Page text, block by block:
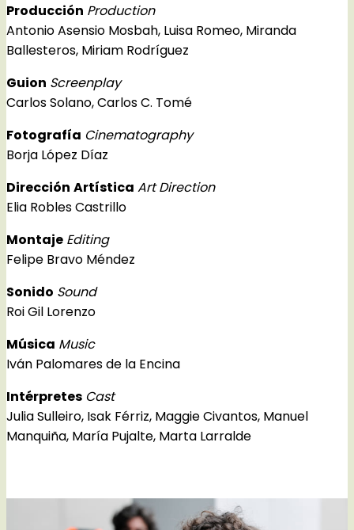
Producción Production
Antonio Asensio Mosbah, Luisa Romeo, Miranda
Ballesteros, Miriam Rodríguez
Guion Screenplay
Carlos Solano, Carlos C. Tomé
Fotografía Cinematography
Borja López Díaz
Dirección Artística Art Direction
Elia Robles Castrillo
Montaje Editing
Felipe Bravo Méndez
Sonido Sound
Roi Gil Lorenzo
Música Music
Iván Palomares de la Encina
Intérpretes Cast
Julia Sulleiro, Isak Férriz, Maggie Civantos, Manuel
Manquiña, María Pujalte, Marta Larralde